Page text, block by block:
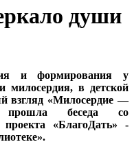
души
и формирования у
милосердия, в детской
взгляд «Милосердие —
прошла беседа со
«БлагоДать» -